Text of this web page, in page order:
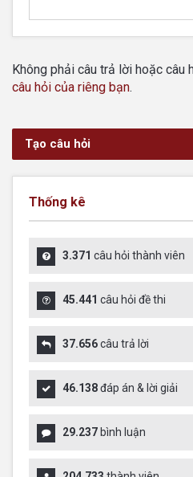
Không phải câu trả lời hoặc câu
câu hỏi của riêng bạn.
Tạo câu hỏi
Thống kê
3.371 câu hỏi thành viên
45.441 câu hỏi đề thi
37.656câu trả lời
46.138đáp án & lời giải
29.237 bình luận